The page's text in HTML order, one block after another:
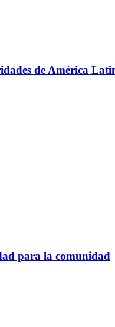
de América
para la comunidad